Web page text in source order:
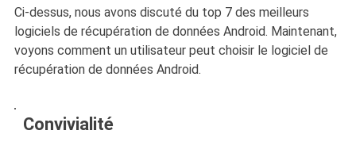
Ci-dessus, nous avons discuté du top 7 des meilleurs
logiciels de récupération de données Android. Maintenant,
voyons comment un utilisateur peut choisir le logiciel de
récupération de données Android.
Convivialité